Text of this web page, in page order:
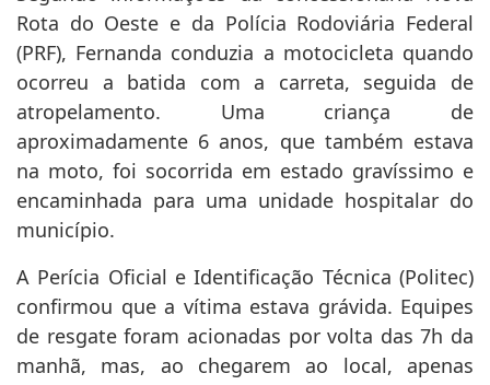
(PRF), Fernanda conduzia a motocicleta quando
ocorreu a batida com a carreta, seguida de
atropelamento. Uma criança de
aproximadamente 6 anos, que também estava
na moto, foi socorrida em estado gravíssimo e
encaminhada para uma unidade hospitalar do
município.
A Perícia Oficial e Identificação Técnica (Politec)
confirmou que a vítima estava grávida. Equipes
de resgate foram acionadas por volta das 7h da
manhã, mas, ao chegarem ao local, apenas
puderam constatar a morte da jovem.